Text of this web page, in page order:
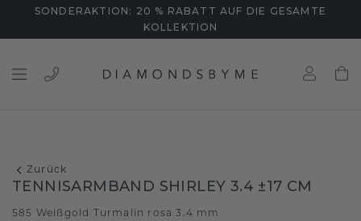
SONDERAKTION: 20 % RABATT AUF DIE GESAMTE
KOLLEKTION
Zurück
TENNISARMBAND SHIRLEY 3.4 ±17 CM
585 Weißgold Turmalin rosa 3.4 mm